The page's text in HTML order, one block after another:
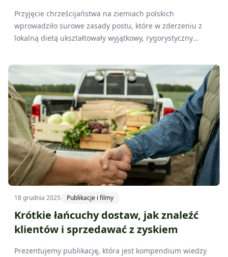
Przyjęcie chrześcijaństwa na ziemiach polskich
wprowadziło surowe zasady postu, które w zderzeniu z
lokalną dietą ukształtowały wyjątkowy, rygorystyczny
słodkowodnych i licznych wyrzeczeniach, budził zdumienie
cudzoziemców oraz silnie wpłynął na polską kulturę
kulinarną.
18 grudnia 2025 Publikacje i filmy
Krótkie łańcuchy dostaw, jak znaleźć
klientów i sprzedawać z zyskiem
Prezentujemy publikację, która jest kompendium wiedzy